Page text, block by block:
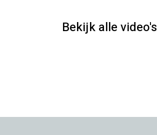
Bekijk alle video's